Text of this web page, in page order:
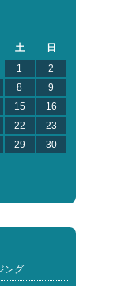
土
日
1
2
8
9
15
16
22
23
29
30
ング